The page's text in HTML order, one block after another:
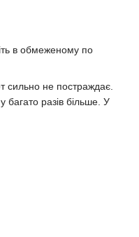
в обмеженому по
сильно не постраждає.
багато разів більше. У